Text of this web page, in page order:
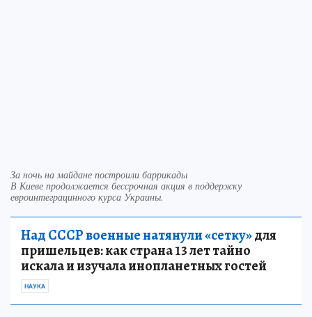
За ночь на майдане построили баррикады
В Киеве продолжается бессрочная акция в поддержку
евроинтеграцинного курса Украины.
Над СССР военные натянули «сетку»для
пришельцев: как страна 13 лет тайно
искала и изучала инопланетных гостей
НАУКА